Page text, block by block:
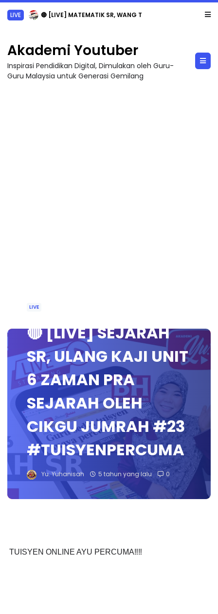
LIVE 🔴 [LIVE] MATEMATIK SR, WANG TAHUN 6 OLEH CIKGU ANITA #ALLINONE #141 #...
Akademi Youtuber
Inspirasi Pendidikan Digital, Dimulakan oleh Guru-
Guru Malaysia untuk Generasi Gemilang
LIVE
🔴 [LIVE] SEJARAH
SR, ULANG KAJI UNIT
6 ZAMAN PRA
SEJARAH OLEH
CIKGU JUMRAH #23
#TUISYENPERCUMA
Yu. Yuhanisah 5 tahun yang lalu 0
TUISYEN ONLINE AYU PERCUMA‼️‼️